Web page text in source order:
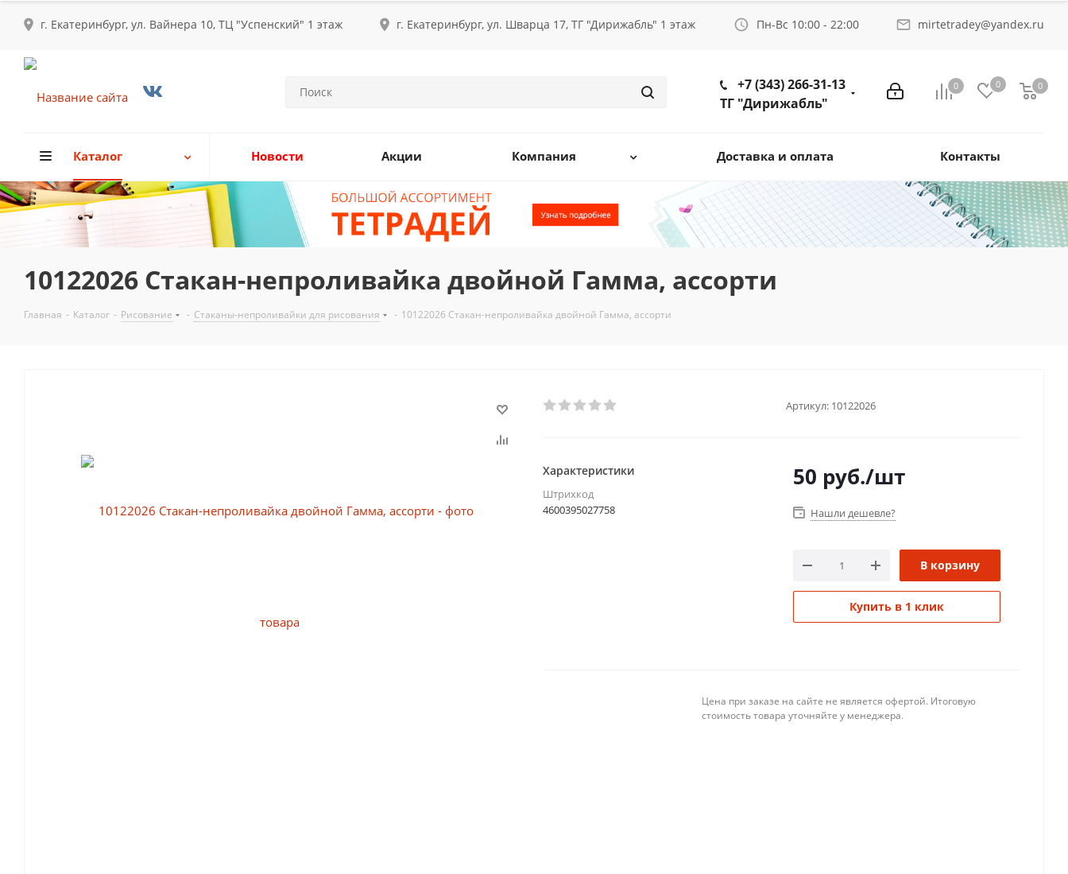
г. Екатеринбург, ул. Вайнера 10, ТЦ "Успенский" 1 этаж г. Екатеринбург, ул. Шварца 17, ТГ "Дирижабль" 1 этаж Пн-Вс 10:00 - 22:00 mirtetradey@yandex.ru
0 0 0
+7 (343) 266-31-13
ТГ "Дирижабль"
Каталог Новости Акции Компания Доставка и оплата Контакты
10122026 Стакан-непроливайка двойной Гамма, ассорти
Главная - Каталог - Рисование - Стаканы-непроливайки для рисования - 10122026 Стакан-непроливайка двойной Гамма, ассорти
Артикул: 10122026
Характеристики
Штрихкод
4600395027758
50 руб./шт
Нашли дешевле?
В корзину
Купить в 1 клик
Цена при заказе на сайте не является офертой. Итоговую
стоимость товара уточняйте у менеджера.